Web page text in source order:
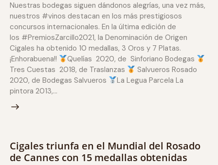
Nuestras bodegas siguen dándonos alegrías, una vez más,
nuestros #vinos destacan en los más prestigiosos
concursos internacionales. En la última edición de
los #PremiosZarcillo2021, la Denominación de Origen
Cigales ha obtenido 10 medallas, 3 Oros y 7 Platas.
¡Enhorabuena!!
Quelías 2020, de Sinforiano Bodegas
Tres Cuestas 2018, de Traslanzas
Salvueros Rosado
2020, de Bodegas Salvueros
La Legua Parcela La
pintora 2013,…
Cigales triunfa en el Mundial del Rosado
de Cannes con 15 medallas obtenidas